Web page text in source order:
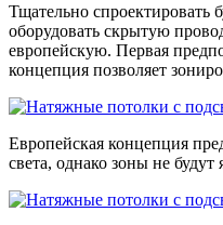
Тщательно спроектировать
оборудовать скрытую
европейскую. Первая
концепция позволяет
Европейская концепция
света, однако зоны не